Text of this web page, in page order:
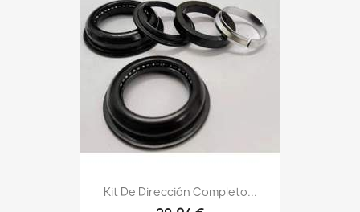
Kit De Dirección Completo...